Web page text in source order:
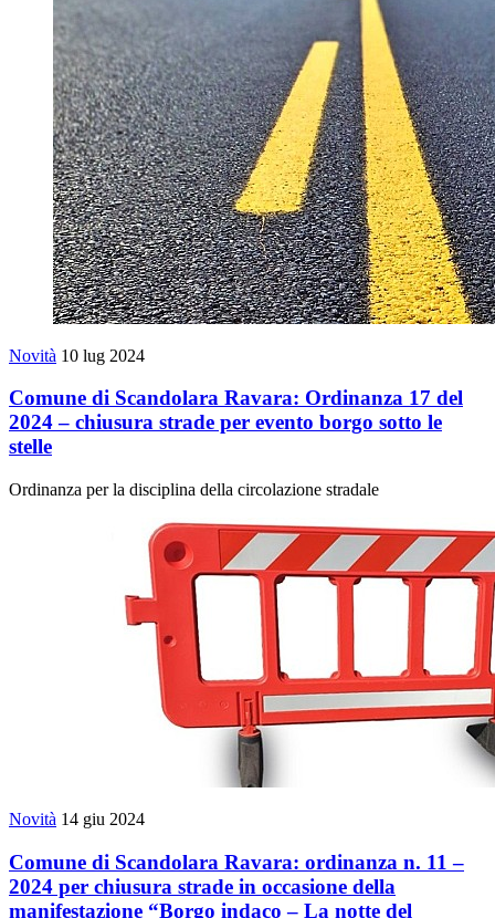
Novità 10 lug 2024
Comune di Scandolara Ravara: Ordinanza 17 del
2024 – chiusura strade per evento borgo sotto le
stelle
Ordinanza per la disciplina della circolazione stradale
Novità 14 giu 2024
Comune di Scandolara Ravara: ordinanza n. 11 –
2024 per chiusura strade in occasione della
manifestazione “Borgo indaco – La notte del